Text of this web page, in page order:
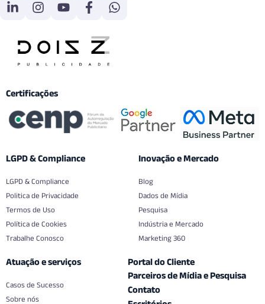
Certificações
LGPD & Compliance
LGPD & Compliance
Politica de Privacidade
Termos de Uso
Política de Cookies
Trabalhe Conosco
Inovação e Mercado
Blog
Dados de Mídia
Pesquisa
Indústria e Mercado
Marketing 360
Atuação e serviços
Casos de Sucesso
Sobre nós
Portal do Cliente
Parceiros de Mídia e Pesquisa
Contato